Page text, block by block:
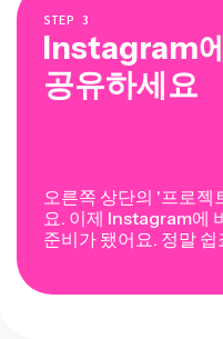
STEP 3
Instagram
공유하세요
오른쪽 상단의 '프로젝
요. 이제 Instagram에
준비가 됐어요. 정말 쉽